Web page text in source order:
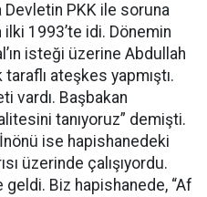
Devletin PKK ile soruna
1993’te idi. Dönemin
isteği üzerine Abdullah
ateşkes yapmıştı.
vardı. Başbakan
tanıyoruz” demişti.
İnönü ise hapishanedeki
üzerinde çalışıyordu.
Biz hapishanede, “Af